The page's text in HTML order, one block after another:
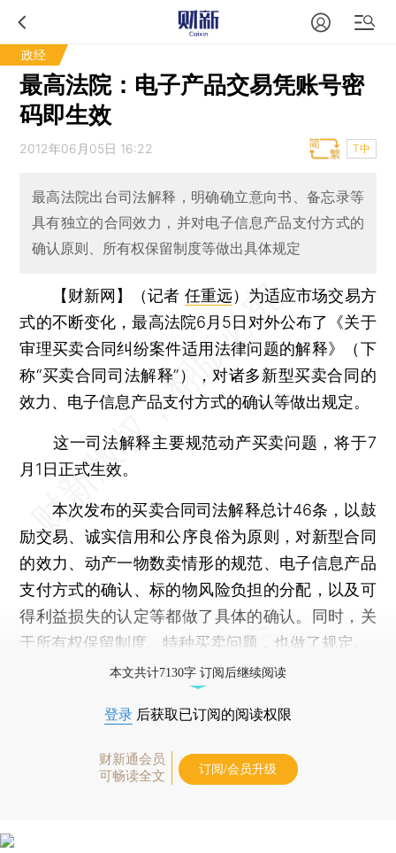
政经
最高法院：电子产品交易凭账号密
码即生效
2012年06月05日 16:22 T中
最高法院出台司法解释，明确确立意向书、备忘录等
具有独立的合同效力，并对电子信息产品支付方式的
确认原则、所有权保留制度等做出具体规定
【财新网】（记者 任重远） 为适应市场交易方
式的不断变化，最高法院6月5日对外公布了《关于
审理买卖合同纠纷案件适用法律问题的解释》（下
称“买卖合同司法解释”），对诸多新型买卖合同的
效力、电子信息产品支付方式的确认等做出规定。
这一司法解释主要规范动产买卖问题，将于7
月1日正式生效。
本次发布的买卖合同司法解释总计46条，以鼓
励交易、诚实信用和公序良俗为原则，对新型合同
的效力、动产一物数卖情形的规范、电子信息产品
支付方式的确认、标的物风险负担的分配，以及可
得利益损失的认定等都做了具体的确认。同时，关
于所有权保留制度、特种买卖问题，也做了规定。
本文共计7130字 订阅后继续阅读
登录 后获取已订阅的阅读权限
财新通会员
可畅读全文
订阅/会员升级